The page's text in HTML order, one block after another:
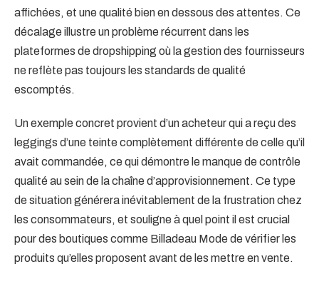
affichées, et une qualité bien en dessous des attentes. Ce
décalage illustre un problème récurrent dans les
plateformes de dropshipping où la gestion des fournisseurs
ne reflète pas toujours les standards de qualité
escomptés.
Un exemple concret provient d’un acheteur qui a reçu des
leggings d’une teinte complètement différente de celle qu’il
avait commandée, ce qui démontre le manque de contrôle
qualité au sein de la chaîne d’approvisionnement. Ce type
de situation générera inévitablement de la frustration chez
les consommateurs, et souligne à quel point il est crucial
pour des boutiques comme Billadeau Mode de vérifier les
produits qu’elles proposent avant de les mettre en vente.